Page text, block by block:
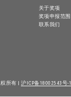
关于奖项
奖项申报范围
联系我们
权所有 | 沪ICP备18002543号-1